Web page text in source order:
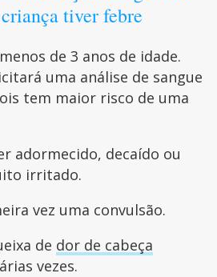
tiver febre
de 3 anos de idade.
uma análise de sangue
tem maior risco de uma
adormecido, decaído ou
irritado.
vez uma convulsão.
de dor de cabeça
vezes.